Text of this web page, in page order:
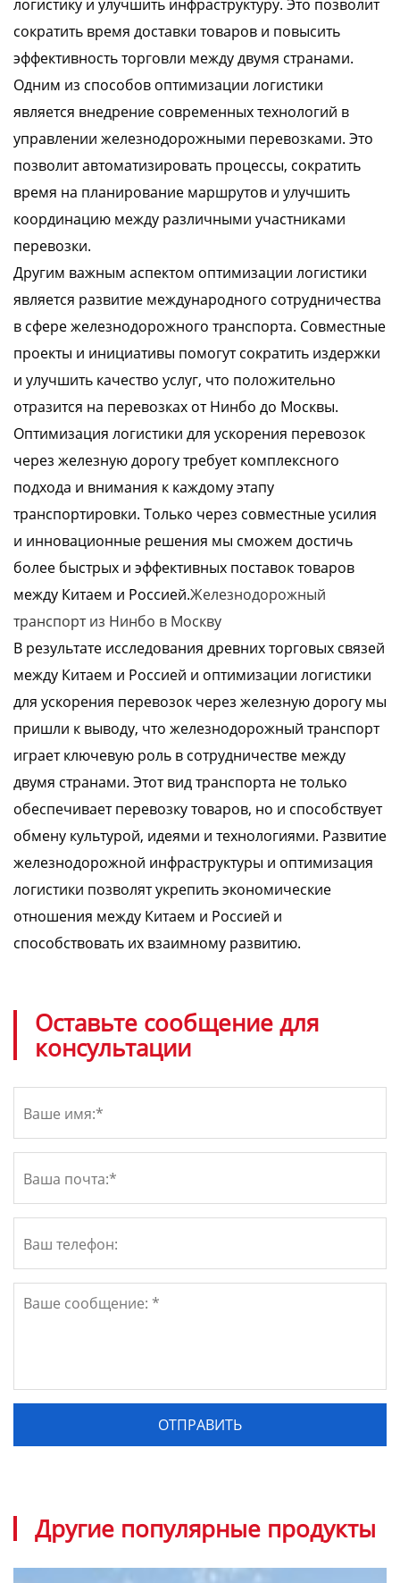
логистику и улучшить инфраструктуру. Это позволит
сократить время доставки товаров и повысить
эффективность торговли между двумя странами.
Одним из способов оптимизации логистики
является внедрение современных технологий в
управлении железнодорожными перевозками. Это
позволит автоматизировать процессы, сократить
время на планирование маршрутов и улучшить
координацию между различными участниками
перевозки.
Другим важным аспектом оптимизации логистики
является развитие международного сотрудничества
в сфере железнодорожного транспорта. Совместные
проекты и инициативы помогут сократить издержки
и улучшить качество услуг, что положительно
отразится на перевозках от Нинбо до Москвы.
Оптимизация логистики для ускорения перевозок
через железную дорогу требует комплексного
подхода и внимания к каждому этапу
транспортировки. Только через совместные усилия
и инновационные решения мы сможем достичь
более быстрых и эффективных поставок товаров
между Китаем и Россией.Железнодорожный
транспорт из Нинбо в Москву
В результате исследования древних торговых связей
между Китаем и Россией и оптимизации логистики
для ускорения перевозок через железную дорогу мы
пришли к выводу, что железнодорожный транспорт
играет ключевую роль в сотрудничестве между
двумя странами. Этот вид транспорта не только
обеспечивает перевозку товаров, но и способствует
обмену культурой, идеями и технологиями. Развитие
железнодорожной инфраструктуры и оптимизация
логистики позволят укрепить экономические
отношения между Китаем и Россией и
способствовать их взаимному развитию.
Оставьте сообщение для
консультации
Другие популярные продукты